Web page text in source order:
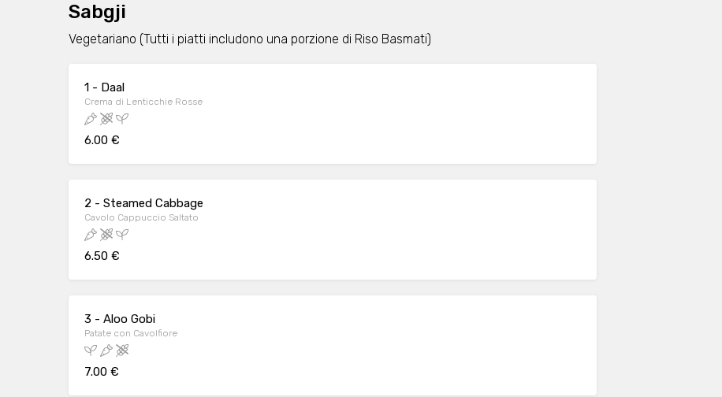
Sabgji
Vegetariano (Tutti i piatti includono una porzione di Riso Basmati)
1 - Daal
Crema di Lenticchie Rosse
6.00 €
2 - Steamed Cabbage
Cavolo Cappuccio Saltato
6.50 €
3 - Aloo Gobi
Patate con Cavolfiore
7.00 €